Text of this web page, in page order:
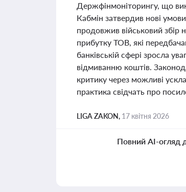
Держфінмоніторингу, що
Кабмін затвердив нові
продовжив військовий збір
прибутку ТОВ, які
банківській сфері зросла
відмиванню коштів.
критику через можливі
практика свідчать про
LIGA ZAKON, 17 квітня 2026
Повний AI-огляд